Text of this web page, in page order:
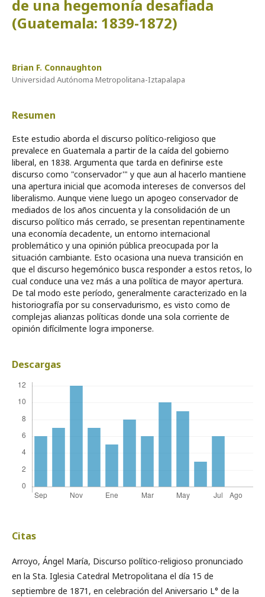
de una hegemonía desafiada
(Guatemala: 1839-1872)
Brian F. Connaughton
Universidad Autónoma Metropolitana-Iztapalapa
Resumen
Este estudio aborda el discurso político-religioso que
prevalece en Guatemala a partir de la caída del gobierno
liberal, en 1838. Argumenta que tarda en definirse este
discurso como "conservador'" y que aun al hacerlo mantiene
una apertura inicial que acomoda intereses de conversos del
liberalismo. Aunque viene luego un apogeo conservador de
mediados de los años cincuenta y la consolidación de un
discurso político más cerrado, se presentan repentinamente
una economía decadente, un entorno internacional
problemático y una opinión pública preocupada por la
situación cambiante. Esto ocasiona una nueva transición en
que el discurso hegemónico busca responder a estos retos, lo
cual conduce una vez más a una política de mayor apertura.
De tal modo este período, generalmente caracterizado en la
historiografía por su conservadurismo, es visto como de
complejas alianzas políticas donde una sola corriente de
opinión difícilmente logra imponerse.
Descargas
Citas
Arroyo, Ángel María, Discurso político-religioso pronunciado
en la Sta. Iglesia Catedral Metropolitana el día 15 de
septiembre de 1871, en celebración del Aniversario L° de la